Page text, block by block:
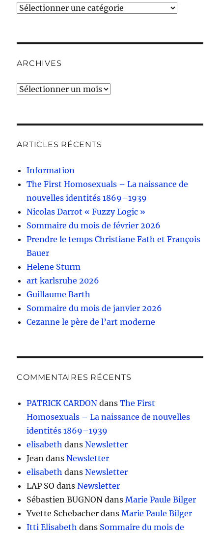
Catégories
ARCHIVES
Archives
ARTICLES RÉCENTS
Information
The First Homosexuals – La naissance de
nouvelles identités 1869–1939
Nicolas Darrot « Fuzzy Logic »
Sommaire du mois de février 2026
Prendre le temps Christiane Fath et François
Bauer
Helene Sturm
art karlsruhe 2026
Guillaume Barth
Sommaire du mois de janvier 2026
Cezanne le père de l’art moderne
COMMENTAIRES RÉCENTS
PATRICK CARDON dansThe First
Homosexuals – La naissance de nouvelles
identités 1869–1939
elisabeth dansNewsletter
Jean dansNewsletter
elisabeth dansNewsletter
LAP SO dansNewsletter
Sébastien BUGNON dansMarie Paule Bilger
Yvette Schebacher dansMarie Paule Bilger
Itti Elisabeth dans Sommaire du mois de